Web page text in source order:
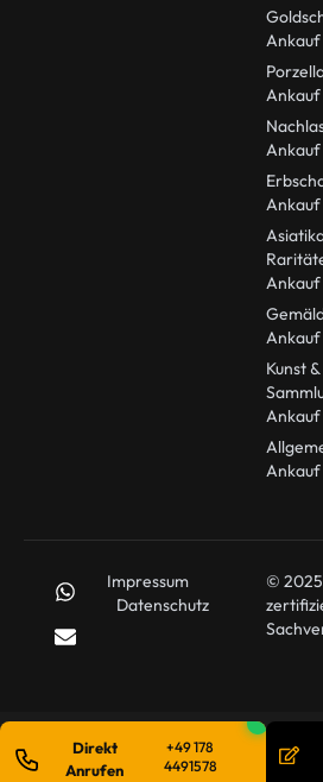
Ankauf
Ankauf
Ankauf
Ankauf
Ankauf
Ankauf
Kunst &
Ankauf
Ankauf
Impressum
Datenschutz
© 2025
Direkt
Anrufen
+49 178
4491578